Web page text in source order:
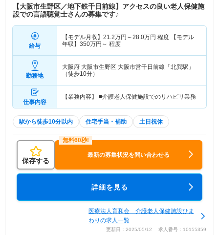
【大阪市生野区／地下鉄千日前線】アクセスの良い老人保健施
設での言語聴覚士さんの募集です♪
給与
【モデル月収】 21.2万円～28.0万円 程度 【モデル
年収】 350万円～ 程度
勤務地
大阪府 大阪市生野区 大阪市営千日前線「北巽駅」
（徒歩10分）
仕事内容
【業務内容】 ■介護老人保健施設でのリハビリ業務
駅から徒歩10分以内 住宅手当・補助 土日祝休
保存する
最新の募集状況を問い合わせる
詳細を見る
医療法人育和会 介護老人保健施設ひま
わりの求人一覧
更新日：2025/05/12 求人番号：10155359